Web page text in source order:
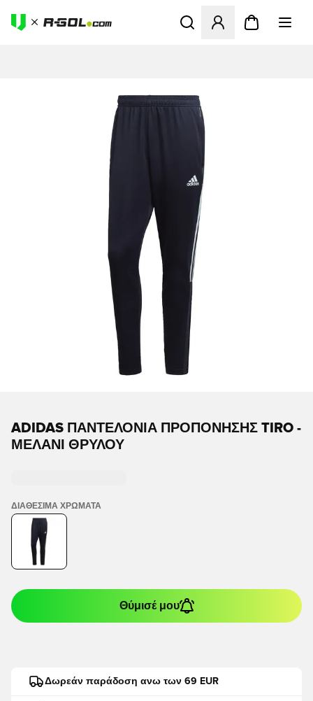
Ανοίγει ένα Modal για να
ADIDAS ΠΑΝΤΕΛΌΝΙΑ ΠΡΟΠΌΝΗΣΗΣ TIRO -
ΜΕΛΆΝΙ ΘΡΎΛΟΥ
ΔΙΑΘΈΣΙΜΑ ΧΡΏΜΑΤΑ
Θύμισέ μου
Δωρεάν παράδοση ανω των 69 EUR